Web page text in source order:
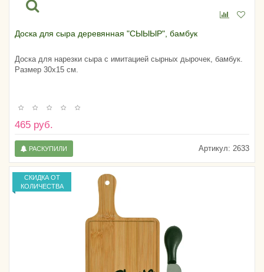
Доска для сыра деревянная "СЫЫЫР", бамбук
Доска для нарезки сыра с имитацией сырных дырочек, бамбук.
Размер 30х15 см.
465 руб.
Артикул: 2633
РАСКУПИЛИ
СКИДКА ОТ
КОЛИЧЕСТВА